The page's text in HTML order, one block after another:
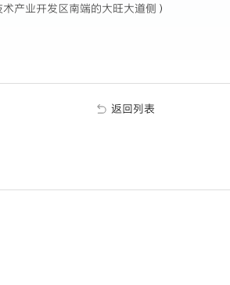
产业开发区南端的大旺大道侧）
返回列表